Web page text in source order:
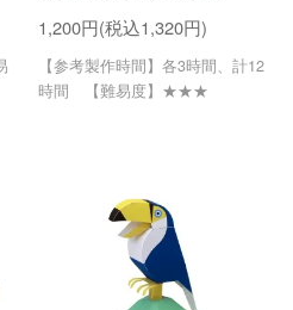
1,200円(税込1,320円)
【参考製作時間】各3時間、計12
時間 【難易度】★★★